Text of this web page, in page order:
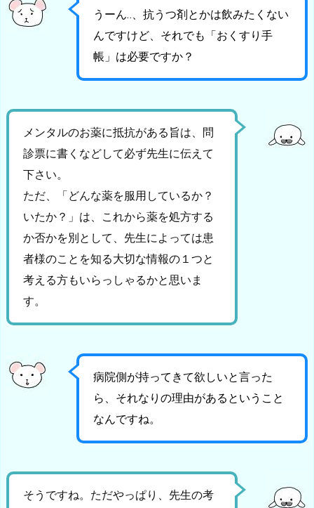
うーん‥、抗うつ剤とかは飲みたくない
んですけど、それでも「おくすり手
帳」は必要ですか？
メンタルのお薬に抵抗がある旨は、問
診票に書くなどして必ず先生に伝えて
下さい。
ただ、「どんな薬を服用しているか？
いたか？」は、これから薬を処方する
か否かを別として、先生によっては患
者様のことを知る大切な情報の１つと
考える方もいらっしゃるかと思いま
す。
病院側が持ってきて欲しいと言った
ら、それなりの理由があるということ
なんですね。
そうですね。ただやっぱり、先生の考